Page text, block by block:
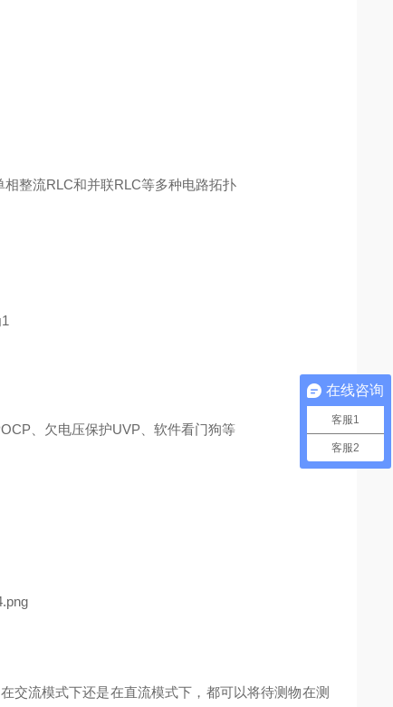
相整流RLC和并联RLC等多种电路拓扑
、欠电压保护UVP、软件看门狗等
交流模式下还是在直流模式下，都可以将待测物在测
在线咨询
客服1
客服2